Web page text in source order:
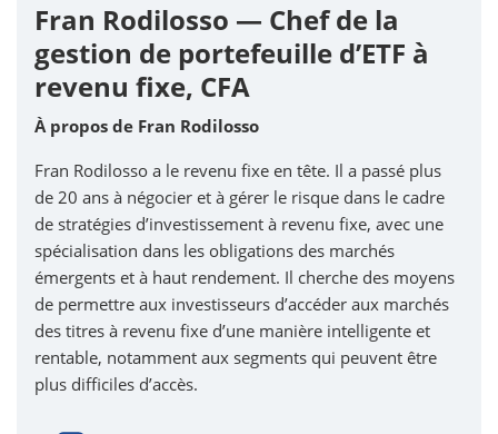
Fran Rodilosso — Chef de la
gestion de portefeuille d’ETF à
revenu fixe, CFA
À propos de Fran Rodilosso
Fran Rodilosso a le revenu fixe en tête. Il a passé plus
de 20 ans à négocier et à gérer le risque dans le cadre
de stratégies d’investissement à revenu fixe, avec une
spécialisation dans les obligations des marchés
émergents et à haut rendement. Il cherche des moyens
de permettre aux investisseurs d’accéder aux marchés
des titres à revenu fixe d’une manière intelligente et
rentable, notamment aux segments qui peuvent être
plus difficiles d’accès.